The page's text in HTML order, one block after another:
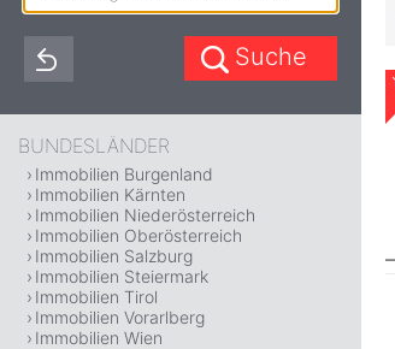
BUNDESLÄNDER
Immobilien Burgenland
Immobilien Kärnten
Immobilien Niederösterreich
Immobilien Oberösterreich
Immobilien Salzburg
Immobilien Steiermark
Immobilien Tirol
Immobilien Vorarlberg
Immobilien Wien